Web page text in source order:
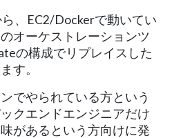
、EC2/Dockerで動いてい
オーケストレーションツ
の構成でリプレイスした
す。
でやられている方という
クエンドエンジニアだけ
があるという方向けに発